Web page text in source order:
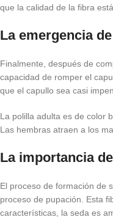
que la calidad de la fibra
La emergencia
Finalmente, después de
capacidad de romper el
que el capullo sea casi
La polilla adulta es de color
Las hembras atraen a los
La importancia
El proceso de formación de
proceso de pupación. Esta
características, la seda es